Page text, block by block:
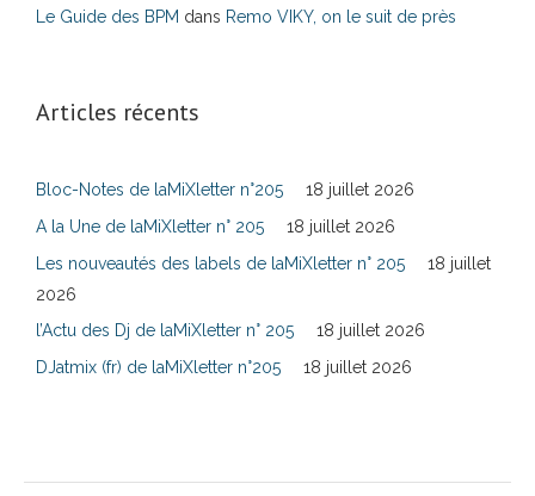
Le Guide des BPM dans Remo VIKY, on le suit de près
Articles récents
Bloc-Notes de laMiXletter n°205
18 juillet 2026
A la Une de laMiXletter n° 205
18 juillet 2026
Les nouveautés des labels de laMiXletter n° 205
18 juillet
2026
l’Actu des Dj de laMiXletter n° 205
18 juillet 2026
DJatmix (fr) de laMiXletter n°205
18 juillet 2026